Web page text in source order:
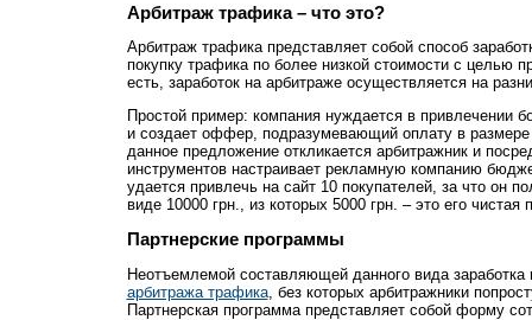
Арбитраж трафика – что это?
Арбитраж трафика представляет собой способ
покупку трафика по более низкой стоимости с целью
есть, заработок на арбитраже осуществляется на
Простой пример: компания нуждается в привлечении
и создает оффер, подразумевающий оплату в
данное предложение откликается арбитражник и
инструментов настраивает рекламную компанию
удается привлечь на сайт 10 покупателей, за что он
виде 10000 грн., из которых 5000 грн. – это его чистая
Партнерские программы
Неотъемлемой составляющей данного вида
арбитража трафика, без которых арбитражники
Партнерская программа представляет собой форму